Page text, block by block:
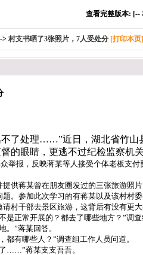
查看完整版本: [--
-> 村支书晒了3张照片，7人受处分 [打印本页]
了处理……”近日，湖北省竹山
的眼睛，更逃不过纪检监察机
举报，反映蒋某等人接受个体老板支
供蒋某曾在朋友圈发过的三张旅游照
。参加此次学习的有蒋某以及该村村
村干部去景区旅游，这背后有没有更
是正常开展的？都去了哪些地方？”调
。”蒋某回答。
都有哪些人？”调查组工作人员问道。
……”蒋某支支吾吾。